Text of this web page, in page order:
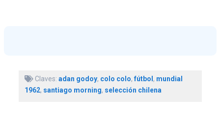
Claves: adan godoy, colo colo,fútbol, mundial
1962, santiago morning, selección chilena